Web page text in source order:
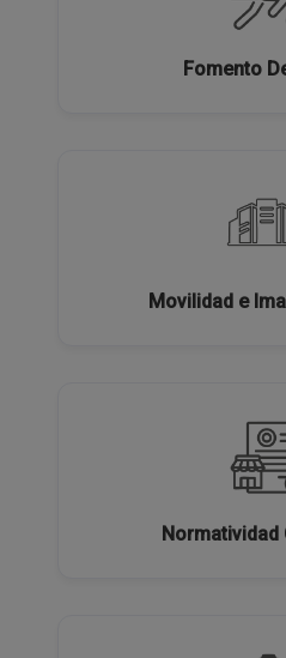
Fomento
Movilidad e
Normatividad